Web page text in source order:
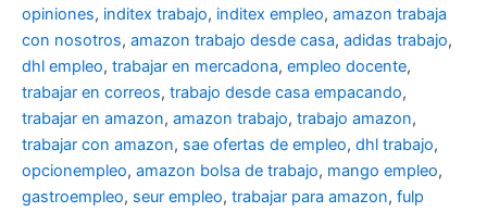
opiniones, inditex trabajo, inditex empleo, amazon trabaja
con nosotros, amazon trabajo desde casa, adidas trabajo,
dhl empleo, trabajar en mercadona, empleo docente,
trabajar en correos, trabajo desde casa empacando,
trabajar en amazon, amazon trabajo, trabajo amazon,
trabajar con amazon, sae ofertas de empleo, dhl trabajo,
opcionempleo, amazon bolsa de trabajo, mango empleo,
gastroempleo, seur empleo, trabajar para amazon, fulp